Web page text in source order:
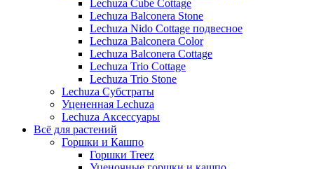
Lechuza Cube Cottage
Lechuza Balconera Stone
Lechuza Nido Cottage подвесное
Lechuza Balconera Color
Lechuza Balconera Cottage
Lechuza Trio Cottage
Lechuza Trio Stone
Lechuza Субстраты
Уцененная Lechuza
Lechuza Аксессуары
Всё для растений
Горшки и Кашпо
Горшки Treez